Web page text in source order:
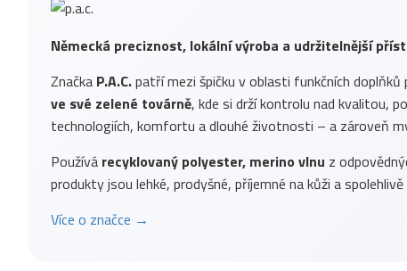
Německá preciznost, lokální výroba a udržitelnější
Značka P.A.C.patří mezi špičku v oblasti funkčních
ve své zelené továrně, kde si drží kontrolu nad kvalitou,
technologiích, komfortu a dlouhé životnosti – a zároveň
Používá recyklovaný polyester, merino vlnu z
produkty jsou lehké, prodyšné, příjemné na kůži a
Více o značce →